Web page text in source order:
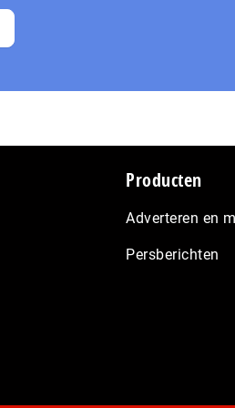
Producten
Adverteren en
Persberichten